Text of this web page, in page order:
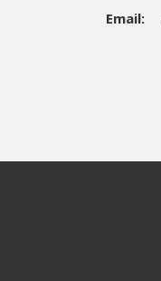
Email: